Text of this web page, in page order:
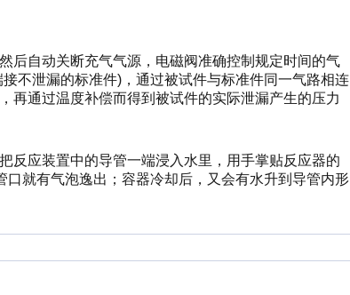
后自动关断充气气源，电磁阀准确控制规定时间的气
不泄漏的标准件)，通过被试件与标准件同一气路相连
再通过温度补偿而得到被试件的实际泄漏产生的压力
反应装置中的导管一端浸入水里，用手掌贴反应器的
就有气泡逸出；容器冷却后，又会有水升到导管内形